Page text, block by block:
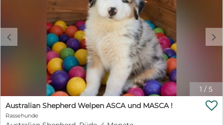
1 / 5
c d
Australian Shepherd Welpen ASCA und MASCA !
Rassehunde
